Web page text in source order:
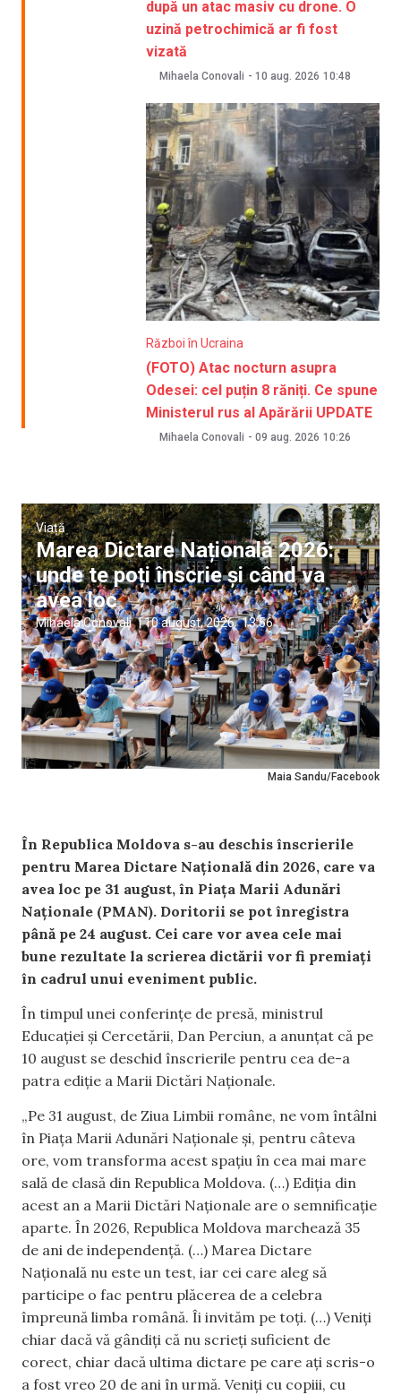
după un atac masiv cu drone. O
uzină petrochimică ar fi fost
vizată
Mihaela Conovali - 10 aug. 2026 10:48
Război în Ucraina
(FOTO) Atac nocturn asupra
Odesei: cel puțin 8 răniți. Ce spune
Ministerul rus al Apărării UPDATE
Mihaela Conovali - 09 aug. 2026 10:26
Maia Sandu/Facebook
Viață
Marea Dictare Națională 2026:
unde te poți înscrie și când va
avea loc
Mihaela Conovali |10 august, 2026 13:56
În Republica Moldova s-au deschis înscrierile
pentru Marea Dictare Națională din 2026, care va
avea loc pe 31 august, în Piața Marii Adunări
Naționale (PMAN). Doritorii se pot înregistra
până pe 24 august. Cei care vor avea cele mai
bune rezultate la scrierea dictării vor fi premiați
în cadrul unui eveniment public.
În timpul unei conferințe de presă, ministrul
Educației și Cercetării, Dan Perciun, a anunțat că pe
10 august se deschid înscrierile pentru cea de-a
patra ediție a Marii Dictări Naționale.
„Pe 31 august, de Ziua Limbii române, ne vom întâlni
în Piața Marii Adunări Naționale și, pentru câteva
ore, vom transforma acest spațiu în cea mai mare
sală de clasă din Republica Moldova. (…) Ediția din
acest an a Marii Dictări Naționale are o semnificație
aparte. În 2026, Republica Moldova marchează 35
de ani de independență. (…) Marea Dictare
Națională nu este un test, iar cei care aleg să
participe o fac pentru plăcerea de a celebra
împreună limba română. Îi invităm pe toți. (…) Veniți
chiar dacă vă gândiți că nu scrieți suficient de
corect, chiar dacă ultima dictare pe care ați scris-o
a fost vreo 20 de ani în urmă. Veniți cu copiii, cu